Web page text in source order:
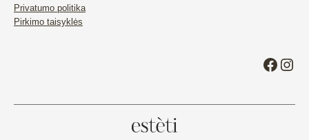
Privatumo politika
Pirkimo taisyklės